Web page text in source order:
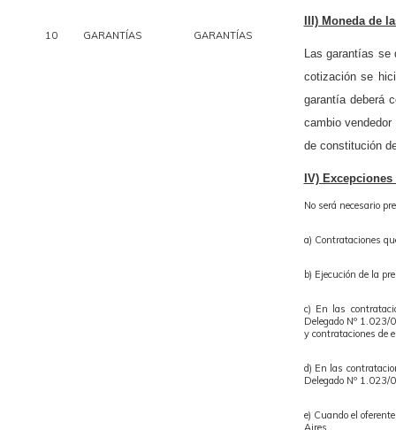
10 GARANTÍAS GARANTÍAS
III) Moneda de
Las garantías se
cotización se
garantía deberá
cambio
de constitución
IV)
No será necesario
a) Contrataciones
b) Ejecución de la
c) En las
Delegado Nº
y contrataciones de
d) En las
Delegado Nº 1.023/
e) Cuando el
Aires.